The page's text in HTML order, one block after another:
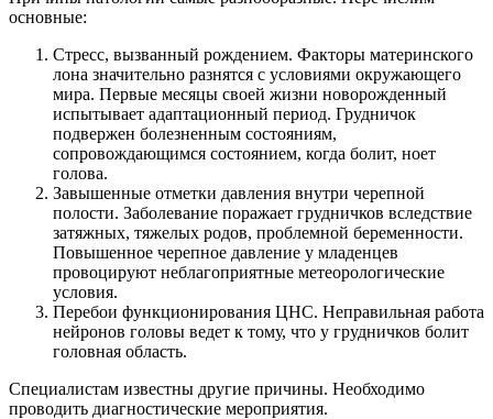
основные:
Стресс, вызванный рождением. Факторы материнского
лона значительно разнятся с условиями окружающего
мира. Первые месяцы своей жизни новорожденный
испытывает адаптационный период. Грудничок
подвержен болезненным состояниям,
сопровождающимся состоянием, когда болит, ноет
голова.
Завышенные отметки давления внутри черепной
полости. Заболевание поражает грудничков вследствие
затяжных, тяжелых родов, проблемной беременности.
Повышенное черепное давление у младенцев
провоцируют неблагоприятные метеорологические
условия.
Перебои функционирования ЦНС. Неправильная работа
нейронов головы ведет к тому, что у грудничков болит
головная область.
Специалистам известны другие причины. Необходимо
проводить диагностические мероприятия.